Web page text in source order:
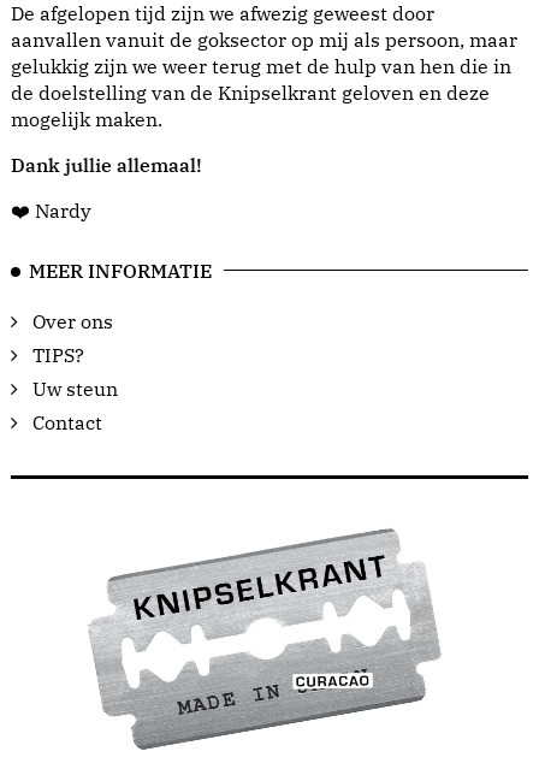
De afgelopen tijd zijn we afwezig geweest door
aanvallen vanuit de goksector op mij als persoon, maar
gelukkig zijn we weer terug met de hulp van hen die in
de doelstelling van de Knipselkrant geloven en deze
mogelijk maken.
Dank jullie allemaal!
❤️ Nardy
MEER INFORMATIE
Over ons
TIPS?
Uw steun
Contact